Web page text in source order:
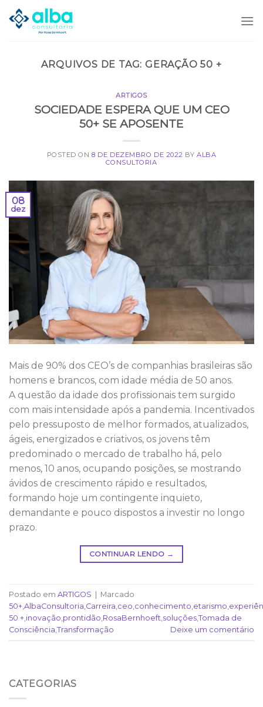
Skip
to
ARQUIVOS DE TAG: GERAÇÃO 50 +
ARTIGOS
SOCIEDADE ESPERA QUE UM CEO
50+ SE APOSENTE
POSTED ON8 DE DEZEMBRO DE 2022 BYALBA
CONSULTORIA
08
dez
Mais de 90% dos CEO’s de companhias brasileiras são
homens e brancos, com idade média de 50 anos.
A questão da idade dos profissionais tem surgido
com mais intensidade após a pandemia. Incentivados
pelo pressuposto de melhor formados, atualizados,
ágeis, energizados e criativos, os jovens têm
predominado o mercado de trabalho há, pelo
menos, 10 anos, ocupando posições, se mostrando
ávidos de crescimento rápido e resultados,
formando hoje um contingente inquieto,
demandante e pouco dispostos a investir no longo
prazo.
CONTINUAR LENDO →
Postado em ARTIGOS | Marcado
50+ AlbaConsultoria Carreira ceo conhecimento etarismo
50 + inovação prontidão RosaBernhoeft soluções Tomada de
Consciência Transformação Deixe um comentário
CATEGORIAS